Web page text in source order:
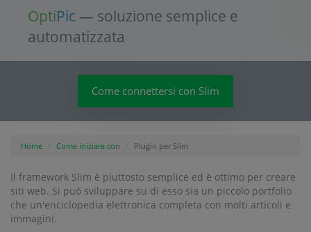
OptiPic — soluzione semplice e
automatizzata
Come connettersi con Slim
Home Come iniziare con Plugin per Slim
Il framework Slim è piuttosto semplice ed è ottimo per creare
siti web. Si può sviluppare su di esso sia un piccolo portfolio
che un'enciclopedia elettronica completa con molti articoli e
immagini.